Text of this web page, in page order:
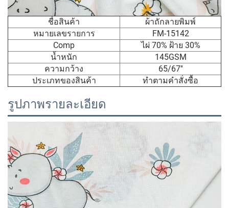
ชื่อสินค้า
ผ้าถักลายพิมพ์
หมายเลขรายการ
FM-15142
Comp
ไผ่ 70% ฝ้าย 30%
น้ำหนัก
145GSM
ความกว้าง
65/67''
ประเภทของสินค้า
ทำตามคำสั่งซื้อ
รูปภาพรายละเอียด